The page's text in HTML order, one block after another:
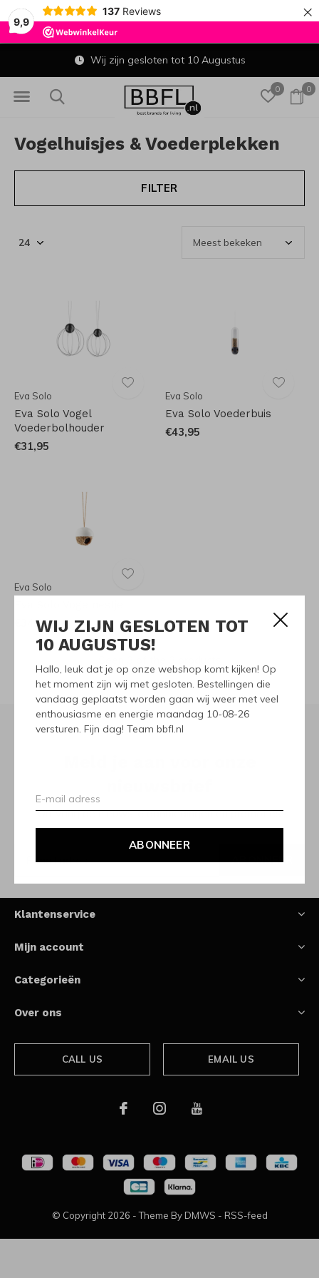
9,9
137 Reviews ×
WIJ ZIJN GESLOTEN TOT
10 AUGUSTUS!
Hallo, leuk dat je op onze webshop komt kijken! Op
het moment zijn wij met gesloten. Bestellingen die
vandaag geplaatst worden gaan wij weer met veel
enthousiasme en energie maandag 10-08-26
versturen. Fijn dag! Team bbfl.nl
ABONNEER
0 0
Wij zijn gesloten tot 10 Augustus
Vogelhuisjes & Voederplekken
FILTER
Eva Solo
Eva Solo Vogel
Voederbolhouder
€31,95
Eva Solo
Eva Solo Voederbuis
€43,95
Eva Solo
€34,95
Ontvang de nieuwste aanbiedingen en promoties
ABONNEER
Klantenservice
Mijn account
Categorieën
Over ons
CALL US EMAIL US
© Copyright 2026 - Theme By DMWS - RSS-feed